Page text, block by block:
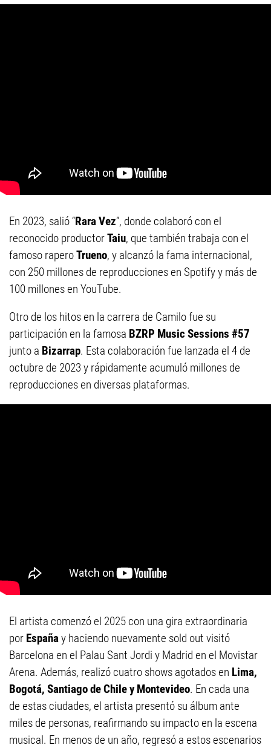
En 2023, salió “Rara Vez”, donde colaboró con el
reconocido productorTaiu, que también trabaja con el
famoso raperoTrueno, y alcanzó la fama internacional,
con 250 millones de reproducciones en Spotify y más de
100 millones en YouTube.
Otro de los hitos en la carrera de Camilo fue su
participación en la famosa BZRP Music Sessions #57
junto a Bizarrap. Esta colaboración fue lanzada el 4 de
octubre de 2023 y rápidamente acumuló millones de
reproducciones en diversas plataformas.
El artista comenzó el 2025 con una gira extraordinaria
por Españay haciendo nuevamente sold out visitó
Barcelona en el Palau Sant Jordi y Madrid en el Movistar
Arena. Además, realizó cuatro shows agotados en Lima,
Bogotá, Santiago de Chile y Montevideo. En cada una
de estas ciudades, el artista presentó su álbum ante
miles de personas, reafirmando su impacto en la escena
musical. En menos de un año, regresó a estos escenarios